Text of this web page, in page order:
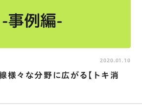
様々な分野に広がる【トキ消
2020.01.10